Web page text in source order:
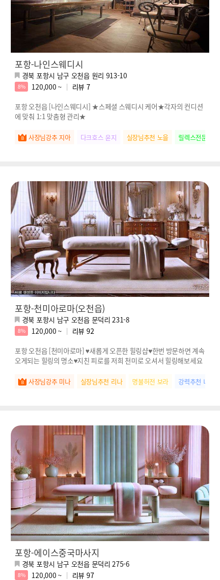
포항-나인스웨디시
경북 포항시 남구 오천읍 원리 913-10
8% 120,000 ~ 리뷰 7
포항 오천읍 [나인스웨디시] ★스페셜 스웨디시 케어★각자의 컨디션
에 맞춰 1:1 맞춤형 관리★
사장님강추 지아 다크호스 윤지 실장님추천 노을 릴렉스전문 새롬
포항-천미아로마(오천읍)
경북 포항시 남구 오천읍 문덕리 231-8
8% 120,000 ~ 리뷰 92
포항 오천읍 [천미아로마] ♥새롭게 오픈한 힐링샵♥한번 방문하면 계속
오게되는 힐링의 명소♥지친 피로를 저희 천미로 오셔서 힐링해보세요
사장님강추 미나 실장님추천 리나 명불허전 보라 강력추천 나연
포항-에이스중국마사지
경북 포항시 남구 오천읍 문덕리 275-6
8% 120,000 ~ 리뷰 97